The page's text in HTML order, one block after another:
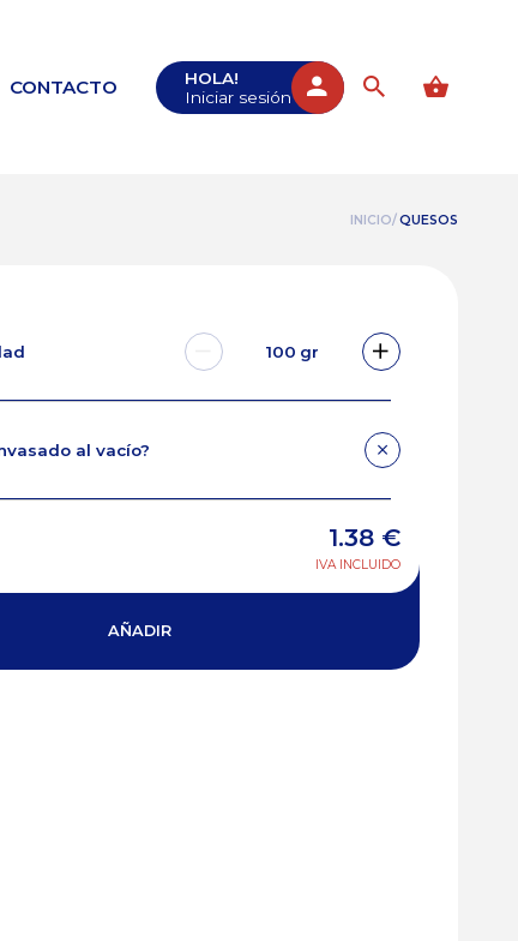
HOLA!
Iniciar sesión
CONTACTO
INICIO/QUESOS
100 gr
al vacío?
1.38€
IVA INCLUIDO
AÑADIR